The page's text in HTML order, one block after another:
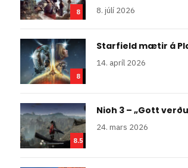
8 8. júlí 2026
8
Starfield mætir á
14. apríl 2026
8.5
Nioh 3 – „Gott
24. mars 2026